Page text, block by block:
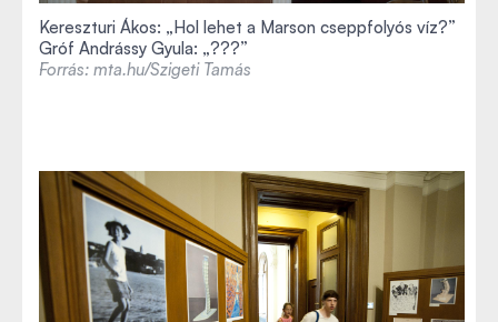
Kereszturi Ákos: „Hol lehet a Marson cseppfolyós víz?”
Gróf Andrássy Gyula: „???”
Forrás: mta.hu/Szigeti Tamás